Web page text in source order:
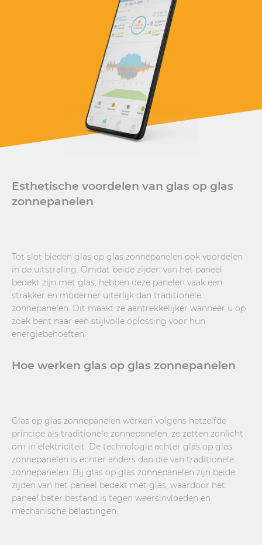
Esthetische voordelen van glas op glas
zonnepanelen
Tot slot bieden glas op glas zonnepanelen ook voordelen
in de uitstraling. Omdat beide zijden van het paneel
bedekt zijn met glas, hebben deze panelen vaak een
strakker en moderner uiterlijk dan traditionele
zonnepanelen. Dit maakt ze aantrekkelijker wanneer u op
zoek bent naar een stijlvolle oplossing voor hun
energiebehoeften.
Hoe werken glas op glas zonnepanelen
Glas op glas zonnepanelen werken volgens hetzelfde
principe als traditionele zonnepanelen: ze zetten zonlicht
om in elektriciteit. De technologie achter glas op glas
zonnepanelen is echter anders dan die van traditionele
zonnepanelen. Bij glas op glas zonnepanelen zijn beide
zijden van het paneel bedekt met glas, waardoor het
paneel beter bestand is tegen weersinvloeden en
mechanische belastingen.